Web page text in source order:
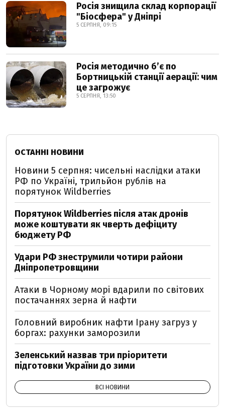
Росія знищила склад корпорації
"Біосфера" у Дніпрі
5 СЕРПНЯ, 09:15
Росія методично б’є по
Бортницькій станції аерації: чим
це загрожує
5 СЕРПНЯ, 13:50
ОСТАННІ НОВИНИ
Новини 5 серпня: чисельні наслідки атаки
РФ по Україні, трильйон рублів на
порятунок Wildberries
Порятунок Wildberries після атак дронів
може коштувати як чверть дефіциту
бюджету РФ
Удари РФ знеструмили чотири райони
Дніпропетровщини
Атаки в Чорному морі вдарили по світових
постачаннях зерна й нафти
Головний виробник нафти Ірану загруз у
боргах: рахунки заморозили
Зеленський назвав три пріоритети
підготовки України до зими
ВСІ НОВИНИ